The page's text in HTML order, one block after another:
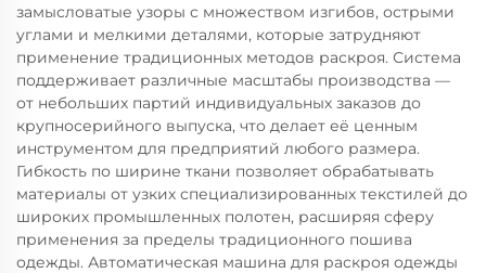
замысловатые узоры с множеством изгибов, острыми
углами и мелкими деталями, которые затрудняют
применение традиционных методов раскроя. Система
поддерживает различные масштабы производства —
от небольших партий индивидуальных заказов до
крупносерийного выпуска, что делает её ценным
инструментом для предприятий любого размера.
Гибкость по ширине ткани позволяет обрабатывать
материалы от узких специализированных текстилей до
широких промышленных полотен, расширяя сферу
применения за пределы традиционного пошива
одежды. Автоматическая машина для раскроя одежды